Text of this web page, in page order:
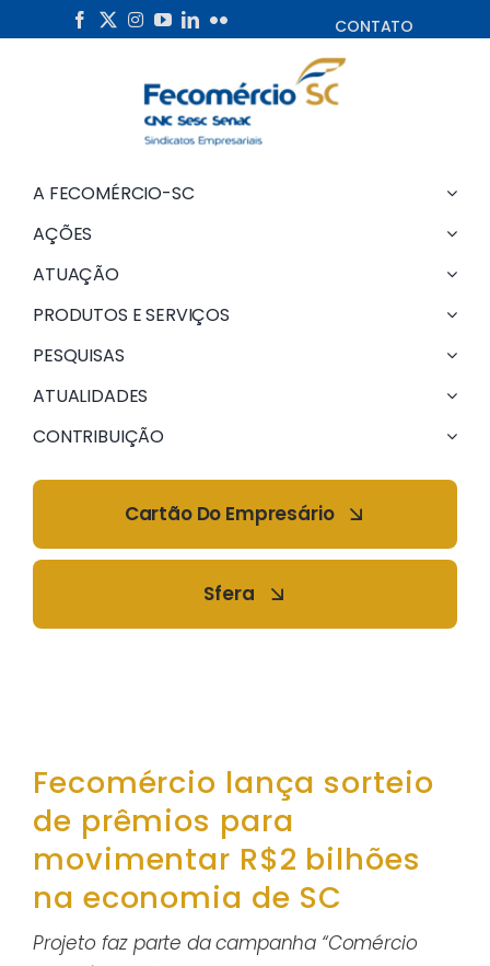
to
CONTATO
A FECOMÉRCIO-SC
AÇÕES
ATUAÇÃO
PRODUTOS E SERVIÇOS
PESQUISAS
ATUALIDADES
CONTRIBUIÇÃO
Cartão Do Empresário
Sfera
Fecomércio lança sorteio
de prêmios para
movimentar R$2 bilhões
na economia de SC
Projeto faz parte da campanha “Comércio